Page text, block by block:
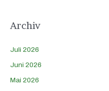
Archiv
Juli 2026
Juni 2026
Mai 2026